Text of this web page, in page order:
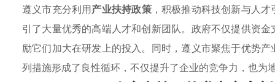
遵义市充分利用产业扶持政策，积极推动科技创新与人
引了大量优秀的高端人才和创新团队。政府不仅提供资
励它们加大在研发上的投入。同时，遵义市聚焦于优势
列措施形成了良性循环，不仅提升了企业的竞争力，也为